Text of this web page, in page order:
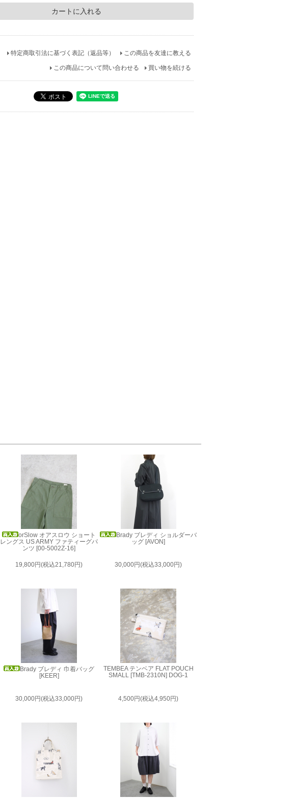
特定商取引法に基づく表記（返品等） この商品を友達に教える
この商品について問い合わせる 買い物を続ける
orSlow オアスロウ ショート
レングス US ARMY ファティーグパ
ンツ [00-5002Z-16]
19,800円(税込21,780円)
Brady ブレディ ショルダーバ
ッグ [AVON]
30,000円(税込33,000円)
Brady ブレディ 巾着バッグ
[KEER]
30,000円(税込33,000円)
TEMBEA テンベア FLAT POUCH
SMALL [TMB-2310N] DOG-1
4,500円(税込4,950円)